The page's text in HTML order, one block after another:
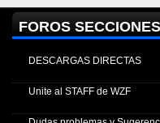
FOROS
DESCARGAS DIRECTAS
Unite al STAFF de WZF